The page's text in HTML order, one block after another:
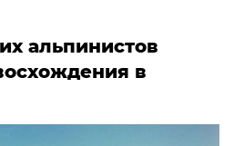
альпинистов
в